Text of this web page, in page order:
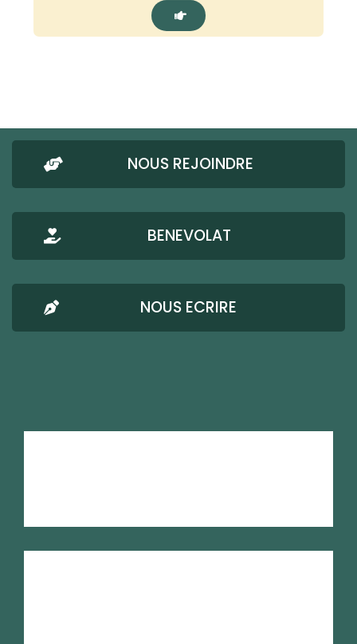
NOUS REJOINDRE
BENEVOLAT
NOUS ECRIRE